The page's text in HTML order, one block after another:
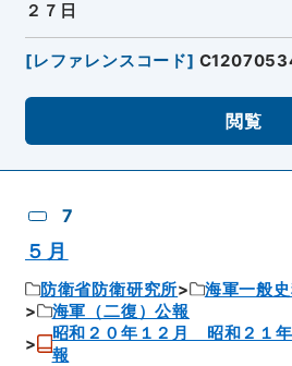
２７日
[レファレンスコード]
閲覧
7
５月
防衛省防衛研究所 海軍一般
海軍（二復）公報
昭和２０年１２月 昭和２１
報